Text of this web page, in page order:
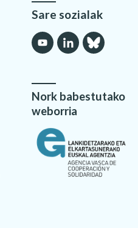
Sare sozialak
Nork babestutako
weborria